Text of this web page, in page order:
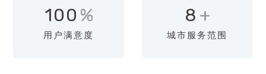
100 %
用户满意度
8 +
城市服务范围